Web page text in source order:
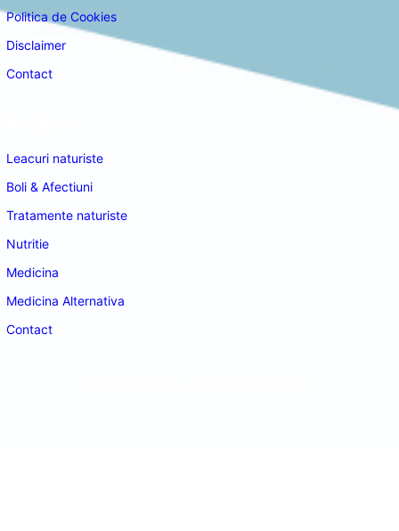
Politica de Cookies
Disclaimer
Contact
Leacuri naturiste
Boli & Afectiuni
Tratamente naturiste
Nutritie
Medicina
Medicina Alternativa
Contact